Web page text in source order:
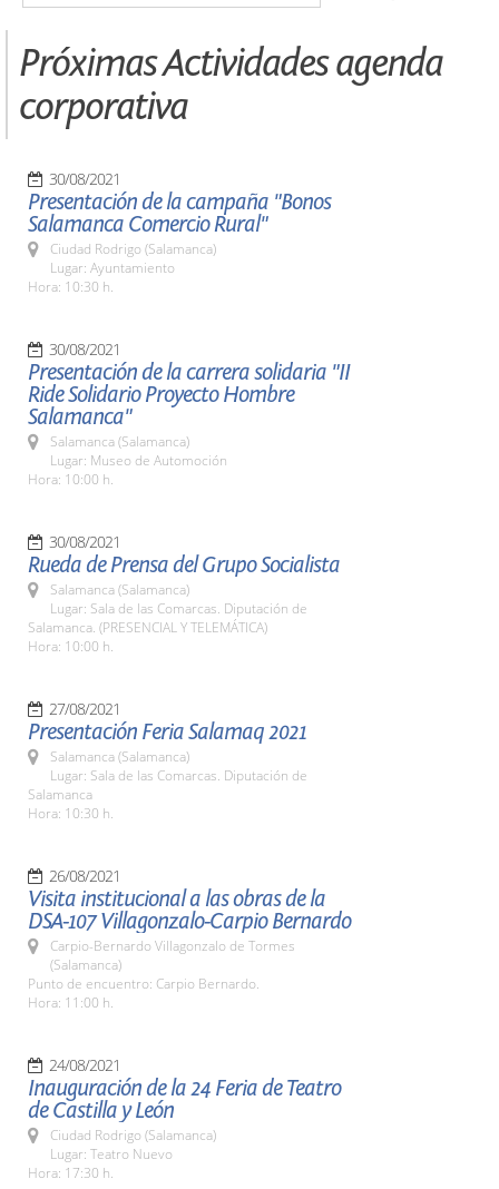
Próximas Actividades agenda
corporativa
30/08/2021
Presentación de la campaña "Bonos
Salamanca Comercio Rural"
Ciudad Rodrigo (Salamanca)
Lugar: Ayuntamiento
Hora: 10:30 h.
30/08/2021
Presentación de la carrera solidaria "II
Ride Solidario Proyecto Hombre
Salamanca"
Salamanca (Salamanca)
Lugar: Museo de Automoción
Hora: 10:00 h.
30/08/2021
Rueda de Prensa del Grupo Socialista
Salamanca (Salamanca)
Lugar: Sala de las Comarcas. Diputación de
Salamanca. (PRESENCIAL Y TELEMÁTICA)
Hora: 10:00 h.
27/08/2021
Presentación Feria Salamaq 2021
Salamanca (Salamanca)
Lugar: Sala de las Comarcas. Diputación de
Salamanca
Hora: 10:30 h.
26/08/2021
Visita institucional a las obras de la
DSA-107 Villagonzalo-Carpio Bernardo
Carpio-Bernardo Villagonzalo de Tormes
(Salamanca)
Punto de encuentro: Carpio Bernardo.
Hora: 11:00 h.
24/08/2021
Inauguración de la 24 Feria de Teatro
de Castilla y León
Ciudad Rodrigo (Salamanca)
Lugar: Teatro Nuevo
Hora: 17:30 h.